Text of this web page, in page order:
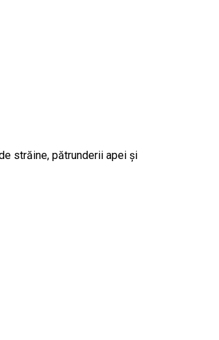
străine, pătrunderii apei și